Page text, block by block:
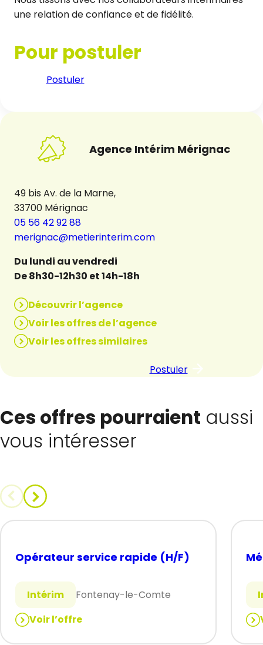
une relation de confiance et de fidélité.
Pour postuler
Postuler
Agence Intérim Mérignac
49 bis Av. de la Marne,
33700 Mérignac
05 56 42 92 88
merignac@metierinterim.com
Du lundi au vendredi
De 8h30-12h30 et 14h-18h
Découvrir l’agence
Voir les offres de l’agence
Voir les offres similaires
Postuler
Ces offres pourraient aussi
vous intéresser
Opérateur service rapide (H/F)
Intérim
Fontenay-le-Comte
Voir l’offre
:
Opérateur
: